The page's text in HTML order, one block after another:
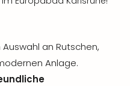
an Rutschen,
Anlage.